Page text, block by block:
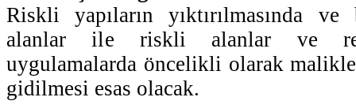
Riskli yapıların yıktırılmasında
alanlar ile riskli alanlar ve
uygulamalarda öncelikli olarak
gidilmesi esas olacak.